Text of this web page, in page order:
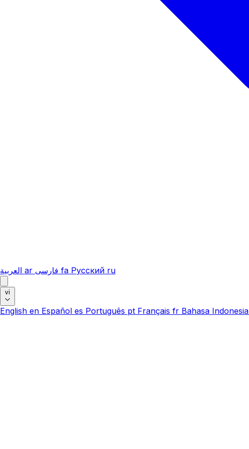
العربية ar فارسی fa Русский ru
vi
English en Español es Português pt Français fr Bahasa Indonesia